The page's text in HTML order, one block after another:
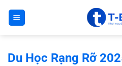
qua
Du Học Rạng Rỡ